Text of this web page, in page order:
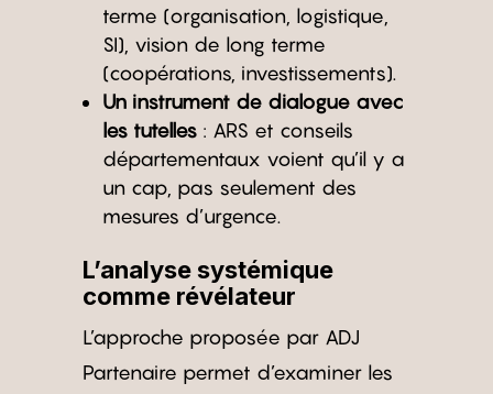
terme (organisation, logistique,
SI), vision de long terme
(coopérations, investissements).
Un instrument de dialogue avec
les tutelles: ARS et conseils
départementaux voient qu’il y a
un cap, pas seulement des
mesures d’urgence.
L’analyse systémique
comme révélateur
L’approche proposée par ADJ
Partenaire permet d’examiner les